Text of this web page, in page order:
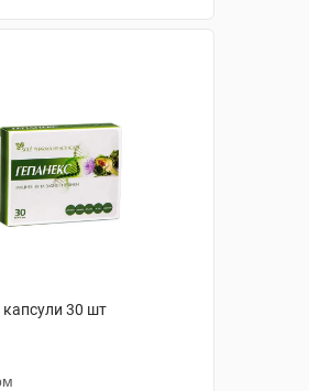
капсули 30 шт